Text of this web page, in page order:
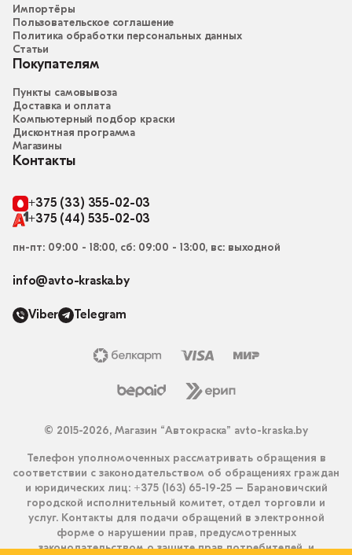
Импортёры
Пользовательское соглашение
Политика обработки персональных данных
Статьи
Покупателям
Пункты самовывоза
Доставка и оплата
Компьютерный подбор краски
Дисконтная программа
Магазины
Контакты
+375 (33) 355-02-03
+375 (44) 535-02-03
пн-пт: 09:00 - 18:00, сб: 09:00 - 13:00, вс: выходной
info@avto-kraska.by
Viber Telegram
© 2015-2026, Магазин “Автокраска” avto-kraska.by
Телефон уполномоченных рассматривать обращения в
соответствии с законодательством об обращениях граждан
и юридических лиц: +375 (163) 65-19-25 – Барановичский
городской исполнительный комитет, отдел торговли и
услуг. Контакты для подачи обращений в электронной
форме о нарушении прав, предусмотренных
законодательством о защите прав потребителей, и